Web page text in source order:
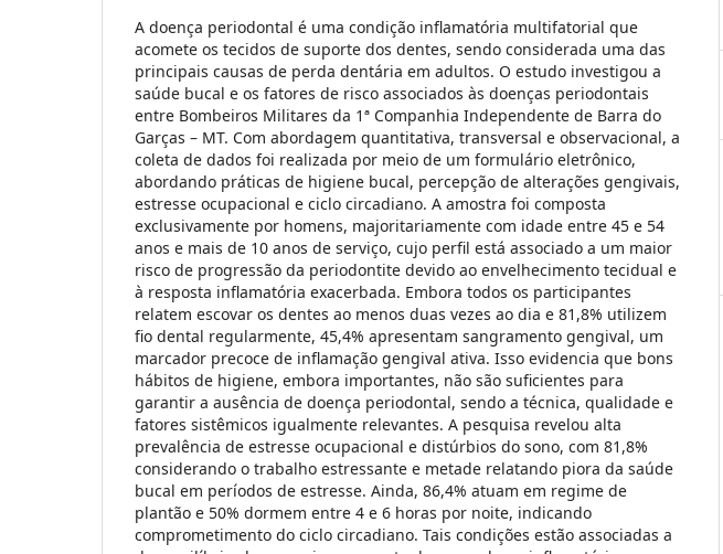
A doença periodontal é uma condição inflamatória multifatorial que
acomete os tecidos de suporte dos dentes, sendo considerada uma das
principais causas de perda dentária em adultos. O estudo investigou a
saúde bucal e os fatores de risco associados às doenças periodontais
entre Bombeiros Militares da 1ª Companhia Independente de Barra do
Garças – MT. Com abordagem quantitativa, transversal e observacional, a
coleta de dados foi realizada por meio de um formulário eletrônico,
abordando práticas de higiene bucal, percepção de alterações gengivais,
estresse ocupacional e ciclo circadiano. A amostra foi composta
exclusivamente por homens, majoritariamente com idade entre 45 e 54
anos e mais de 10 anos de serviço, cujo perfil está associado a um maior
risco de progressão da periodontite devido ao envelhecimento tecidual e
à resposta inflamatória exacerbada. Embora todos os participantes
relatem escovar os dentes ao menos duas vezes ao dia e 81,8% utilizem
fio dental regularmente, 45,4% apresentam sangramento gengival, um
marcador precoce de inflamação gengival ativa. Isso evidencia que bons
hábitos de higiene, embora importantes, não são suficientes para
garantir a ausência de doença periodontal, sendo a técnica, qualidade e
fatores sistêmicos igualmente relevantes. A pesquisa revelou alta
prevalência de estresse ocupacional e distúrbios do sono, com 81,8%
considerando o trabalho estressante e metade relatando piora da saúde
bucal em períodos de estresse. Ainda, 86,4% atuam em regime de
plantão e 50% dormem entre 4 e 6 horas por noite, indicando
comprometimento do ciclo circadiano. Tais condições estão associadas a